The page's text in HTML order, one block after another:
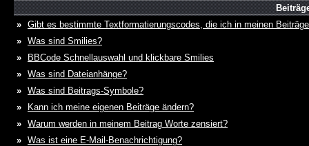
» Gibt es bestimmte Textformatierungscodes, die ich in meinen
» Was sind Smilies?
»
BBCode Schnellauswahl und klickbare Smilies
» Was sind Dateianhänge?
» Was sind Beitrags-Symbole?
»
Kann ich meine eigenen Beiträge ändern?
» Warum werden in meinem Beitrag Worte zensiert?
» Was ist eine E-Mail-Benachrichtigung?